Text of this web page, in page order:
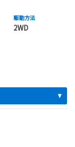
駆動方法
2WD